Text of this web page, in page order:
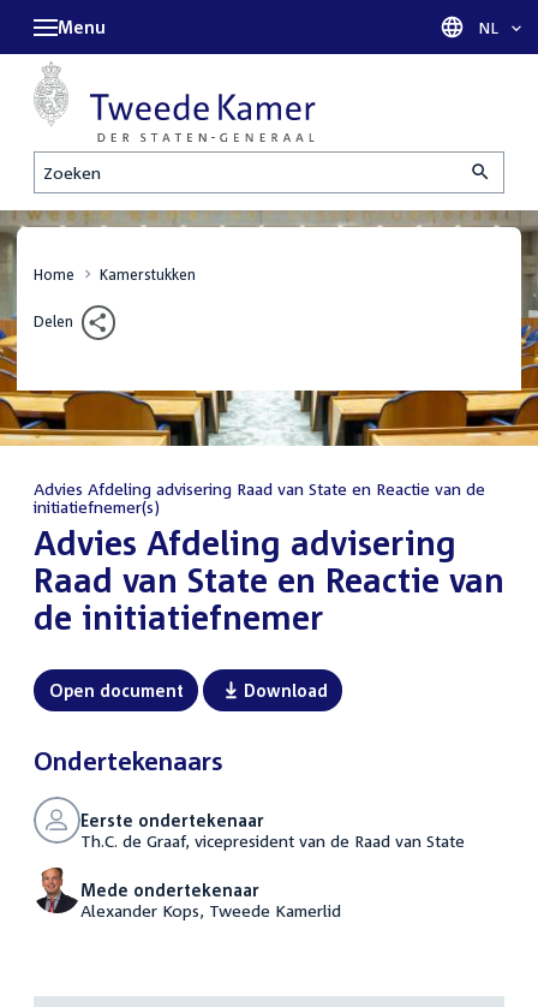
Zoeken
Menu Taal
NL
Home Kamerstukken
Delen
Advies Afdeling advisering Raad van State en Reactie van de
initiatiefnemer(s)
Advies Afdeling advisering
Raad van State en Reactie van
de initiatiefnemer
Open document Download
Ondertekenaars
Eerste ondertekenaar
Th.C. de Graaf, vicepresident van de Raad van State
Mede ondertekenaar
Alexander Kops, Tweede Kamerlid